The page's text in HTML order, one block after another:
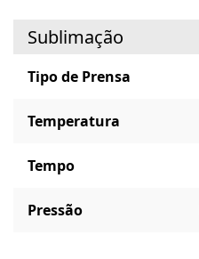
Sublimação
Tipo de Prensa
Temperatura
Tempo
Pressão